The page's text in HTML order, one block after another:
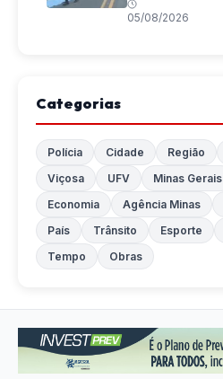
05/08/2026
Categorias
Polícia Cidade Região
Viçosa
UFV Minas Gerais
Economia
Agência Minas
País
Trânsito Esporte
Tempo
Obras